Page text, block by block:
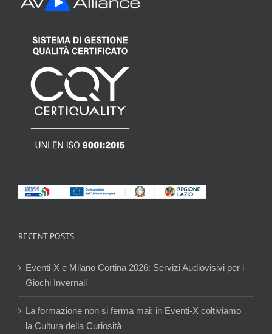
RECENT POSTS
Eventi-X e Milano Cortina 2026: Servizi Audiovisivi per i
Giochi Invernali
La formazione non si ferma mai: in Eventi-X coltiviamo
la Cultura della Curiosità